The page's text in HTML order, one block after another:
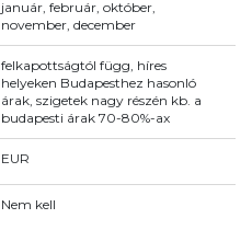
január, február, október,
november, december
felkapottságtól függ, híres
helyeken Budapesthez hasonló
árak, szigetek nagy részén kb. a
budapesti árak 70-80%-ax
EUR
Nem kell